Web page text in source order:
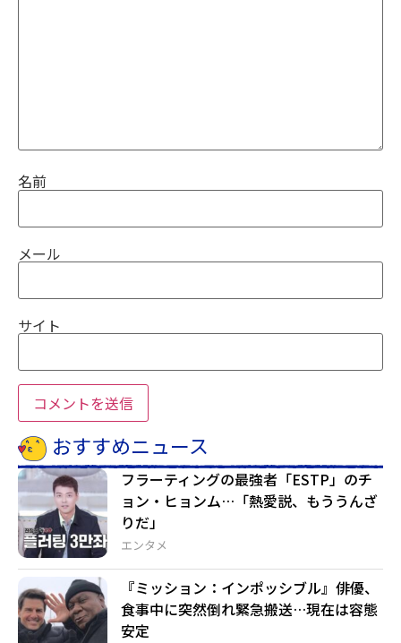
名前
メール
サイト
おすすめニュース
エンタメ
フラーティングの最強者「ESTP」のチ
ョン・ヒョンム…「熱愛説、もううんざ
りだ」
『ミッション：インポッシブル』俳優、
食事中に突然倒れ緊急搬送…現在は容態
安定